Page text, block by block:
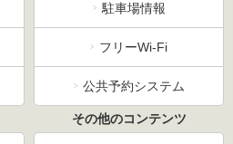
駐車場情報
フリーWi-Fi
公共予約システム
その他のコンテンツ